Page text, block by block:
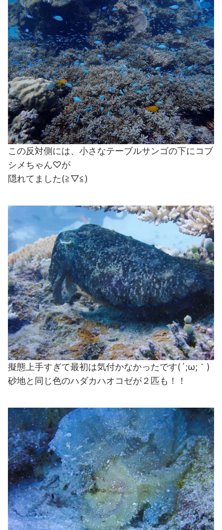
この反対側には、小さなテーブルサンゴの下にコブ
シメちゃん♡が
隠れてました(≧▽≦)
擬態上手すぎて最初は気付かなかったです(´;ω;｀)
砂地と同じ色のハダカハオコゼが２匹も！！